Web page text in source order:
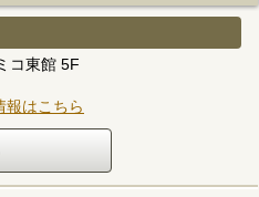
コ東館 5F
報はこちら